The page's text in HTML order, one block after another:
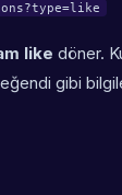
like döner.
gibi